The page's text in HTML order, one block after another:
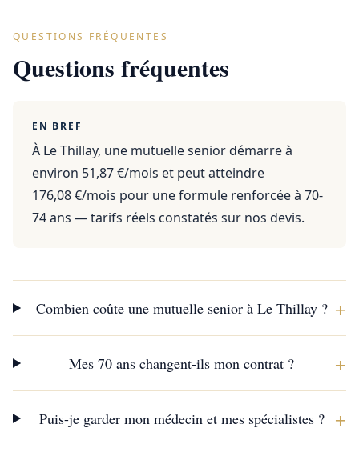
QUESTIONS FRÉQUENTES
Questions fréquentes
EN BREF
À Le Thillay, une mutuelle senior démarre à
environ 51,87 €/mois et peut atteindre
176,08 €/mois pour une formule renforcée à 70-
74 ans — tarifs réels constatés sur nos devis.
Combien coûte une mutuelle senior à Le Thillay ? +
Mes 70 ans changent-ils mon contrat ? +
Puis-je garder mon médecin et mes spécialistes ? +